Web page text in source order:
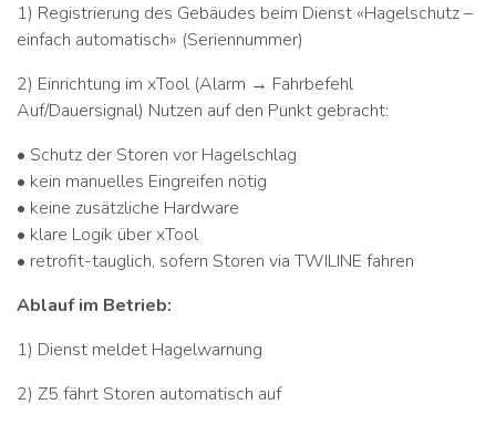
1) Registrierung des Gebäudes beim Dienst «Hagelschutz –
einfach automatisch» (Seriennummer)
2) Einrichtung im xTool (Alarm → Fahrbefehl
Auf/Dauersignal) Nutzen auf den Punkt gebracht:
• Schutz der Storen vor Hagelschlag
• kein manuelles Eingreifen nötig
• keine zusätzliche Hardware
• klare Logik über xTool
• retrofit-tauglich, sofern Storen via TWILINE fahren
Ablauf im Betrieb:
1) Dienst meldet Hagelwarnung
2) Z5 fährt Storen automatisch auf